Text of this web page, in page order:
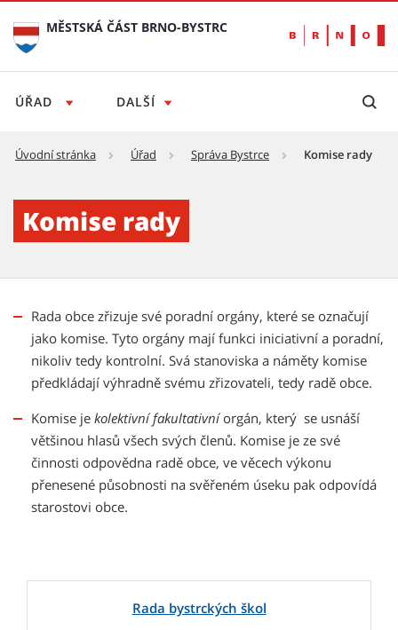
MĚSTSKÁ ČÁST BRNO-BYSTRC
ÚŘAD DALŠÍ
Úvodní stránka Úřad Správa Bystrce Komise rady
Komise rady
Rada obce zřizuje své poradní orgány, které se označují
jako komise. Tyto orgány mají funkci iniciativní a poradní,
nikoliv tedy kontrolní. Svá stanoviska a náměty komise
předkládají výhradně svému zřizovateli, tedy radě obce.
Komise je kolektivní fakultativníorgán, který se usnáší
většinou hlasů všech svých členů. Komise je ze své
činnosti odpovědna radě obce, ve věcech výkonu
přenesené působnosti na svěřeném úseku pak odpovídá
starostovi obce.
Rada bystrckých škol